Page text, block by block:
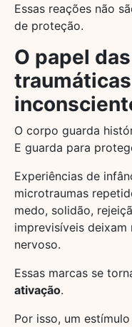
Essas reações não
de proteção.
O papel
O corpo guarda
E guarda para
Experiências de
microtraumas
medo, solidão,
imprevisíveis deixam
nervoso.
Essas marcas se
ativação.
Por isso, um